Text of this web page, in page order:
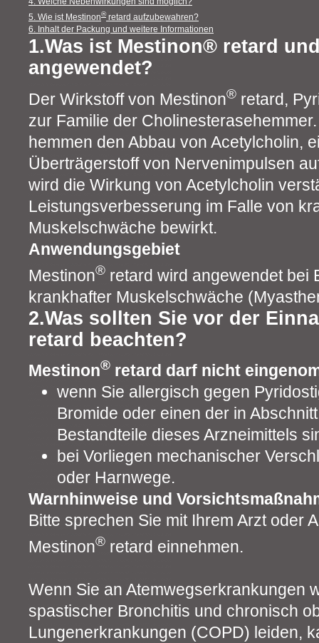
5. Wie ist Mestinon®retard aufzubewahren?
6. Inhalt der Packung und weitere Informationen
1.Was ist Mestinon® retard
angewendet?
Der Wirkstoff von Mestinon® retard,
zur Familie der
hemmen den Abbau von Acetylcholin,
Überträgerstoff von Nervenimpulsen
wird die Wirkung von Acetylcholin
Leistungsverbesserung im Falle von
Muskelschwäche bewirkt.
Anwendungsgebiet
Mestinon® retard wird angewendet bei
krankhafter Muskelschwäche
2.Was sollten Sie vor der
retard beachten?
Mestinon® retard darf nicht
wenn Sie allergisch gegen
Bromide oder einen der in
Bestandteile dieses Arzneimittels
bei Vorliegen mechanischer
oder Harnwege.
Warnhinweise und
Bitte sprechen Sie mit Ihrem Arzt oder
Mestinon® retard einnehmen.
Wenn Sie an Atemwegserkrankungen
spastischer Bronchitis und chronisch
Lungenerkrankungen (COPD) leiden,